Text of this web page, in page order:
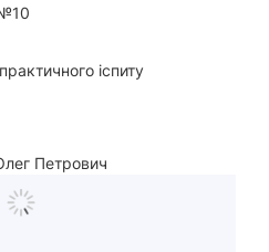
іспиту
Петрович